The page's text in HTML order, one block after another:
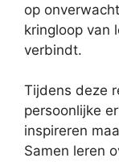
op
kringloop van
verbindt.
Tijdens deze
persoonlijke
inspireren
Samen leren